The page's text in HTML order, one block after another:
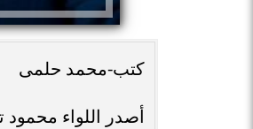
كتب-محمد حلمى
أصدر اللواء محمود